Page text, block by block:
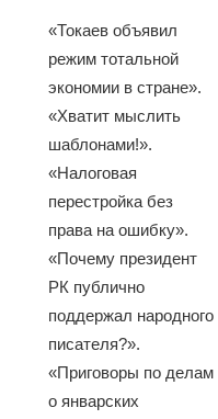
«Токаев объявил
режим тотальной
экономии в стране».
«Хватит мыслить
шаблонами!».
«Налоговая
перестройка без
права на ошибку».
«Почему президент
РК публично
поддержал народного
писателя?».
«Приговоры по делам
о январских